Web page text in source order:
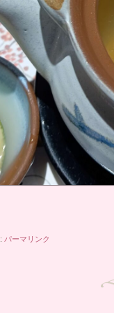
パーマリンク